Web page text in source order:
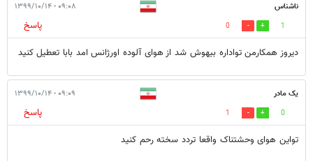
ناشناس ۰۹:۰۸ - ۱۳۹۹/۱۰/۱۴
1
0
پاسخ
دیروز همکارمن تواداره بیهوش شد از هوای آلوده اورژانس امد بابا تعطیل کنید
یک مادر ۰۹:۰۹ - ۱۳۹۹/۱۰/۱۴
0
1
پاسخ
تواین هوای وحشتناک واقعا تردد سخته رحم کنید